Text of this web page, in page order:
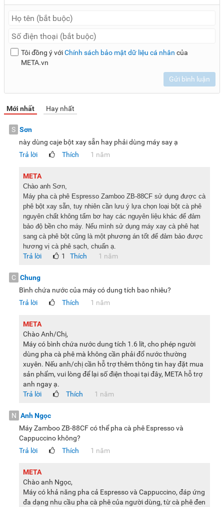
Bước 4, 5, 6
Hộp đựng bảo quản
Mặt bên hông bằng nhựa
Bảng điều khiển
Bộ lọc và thìa nén
Máy có 1 phin lọc đi kèm
Với sự kết hợp giữa hiệu năng mạnh mẽ, thiết kế tinh tế và
88CF không chỉ giúp bạn thưởng thức những tách cà phê
đậm đà mỗi ngày mà còn mang lại phong cách hiện đại cho
không gian bếp hay văn phòng. Đây là dòng máy lý tưởng
dành cho những ai muốn tự tay pha cà phê Espresso,
Cappuccino chuẩn vị ngay tại nhà mà không cần đến quán.
Zamboo ZB-88CF – người bạn đồng hành hoàn hảo cho mọi
Lưu ý:
Hình ảnh sản phẩm chỉ có tính chất minh họa, chi tiết
sản phẩm, màu sắc có thể thay đổi tùy theo sản phẩm thực
Tôi đồng ý vớiChính sách bảo mật dữ liệu cá nhân của
META.vn
Gửi bình luận
Mới nhất Hay nhất
S Sơn
này dùng caje bột xay sẵn hay phải dùng máy say ạ
Trả lời
Thích 1 năm
META
Chào anh Sơn,
Máy pha cà phê Espresso Zamboo ZB-88CF sử dụng được cà
phê bột xay sẵn, tuy nhiên cần lưu ý lựa chọn loại bột cà phê
nguyên chất không tẩm bơ hay các nguyên liệu khác để đảm
bảo độ bền cho máy. Nếu mình sử dụng máy xay cà phê hạt
sang cà phê bột cũng là một phương án tốt để đảm bảo được
hương vị cà phê sạch, chuẩn ạ.
Trả lời Thích
1 1 năm
C Chung
Bình chứa nước của máy có dung tích bao nhiêu?
Trả lời
Thích 1 năm
META
Chào Anh/Chị,
Máy có bình chứa nước dung tích 1.6 lít, cho phép người
dùng pha cà phê mà không cần phải đổ nước thường
xuyên. Nếu anh/chị cần hỗ trợ thêm thông tin hay đặt mua
sản phẩm, vui lòng để lại số điện thoại tại đây, META hỗ trợ
anh ngay ạ.
Trả lời
Thích 1 năm
N Anh Ngọc
Máy Zamboo ZB-88CF có thể pha cà phê Espresso và
Cappuccino không?
Trả lời
Thích 1 năm
META
Chào anh Ngọc,
Máy có khả năng pha cả Espresso và Cappuccino, đáp ứng
đa dạng nhu cầu pha cà phê của người dùng, từ cà phê đen